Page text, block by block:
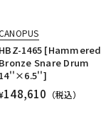
HBZ-1465 [Hammered
Bronze Snare Drum
14''×6.5'']
148,610 （税込）